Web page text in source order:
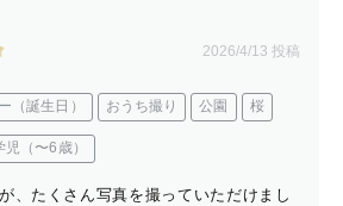
2026/4/13 投稿
（誕生日） おうち撮り 公園 桜
児（〜6歳）
、たくさん写真を撮っていただけまし